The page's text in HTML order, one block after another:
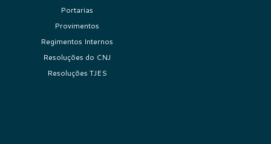
Portarias
Provimentos
Regimentos Internos
Resoluções do CNJ
Resoluções TJES